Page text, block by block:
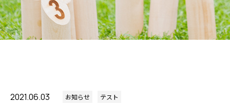
2021.06.03 お知らせ テスト